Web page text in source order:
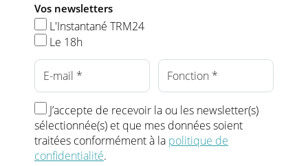
Vos newsletters
L'Instantané TRM24
Le 18h
J’accepte de recevoir la ou les newsletter(s)
sélectionnée(s) et que mes données soient
traitées conformément à la politique de
confidentialité.